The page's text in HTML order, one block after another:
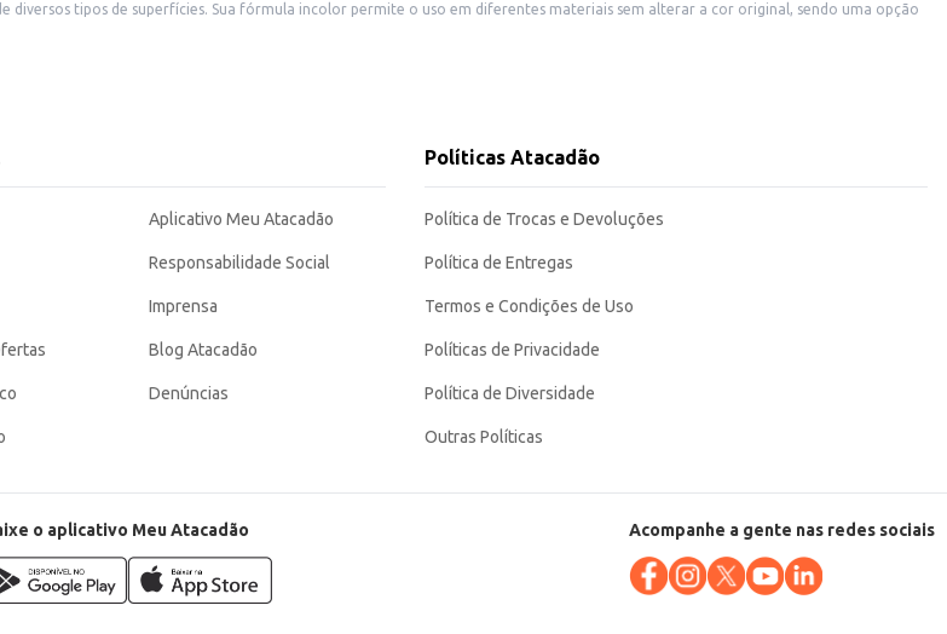
sem alterar a cor original, sendo uma opção
Aplicativo Meu Atacadão
Responsabilidade Social
Imprensa
Blog Atacadão
Denúncias
Políticas Atacadão
Política de Trocas e Devoluções
Política de Entregas
Termos e Condições de Uso
Políticas de Privacidade
Política de Diversidade
Outras Políticas
o aplicativo Meu Atacadão Acompanhe a gente nas redes sociais